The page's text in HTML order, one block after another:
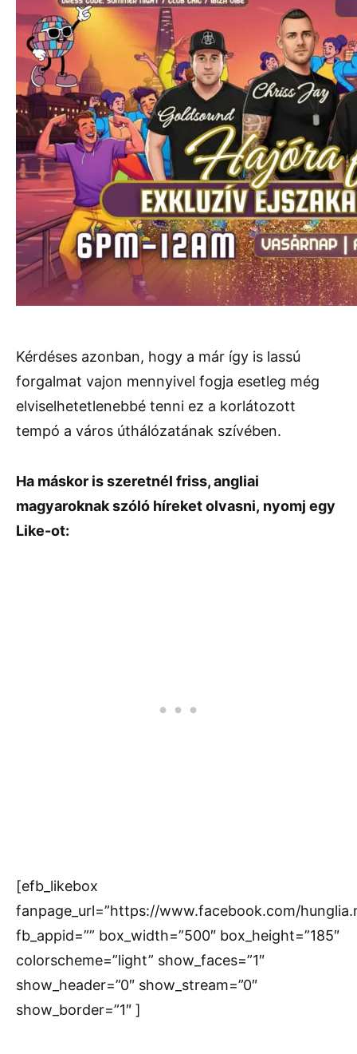
Kérdéses azonban, hogy a már így is lassú
forgalmat vajon mennyivel fogja esetleg még
elviselhetetlenebbé tenni ez a korlátozott
tempó a város úthálózatának szívében.
Ha máskor is szeretnél friss, angliai
magyaroknak szóló híreket olvasni, nyomj egy
Like-ot:
[efb_likebox
fanpage_url=”https://www.facebook.com/
fb_appid=”” box_width=”500″ box_height=”185″
colorscheme=”light” show_faces=”1″
show_header=”0″ show_stream=”0″
show_border=”1″ ]